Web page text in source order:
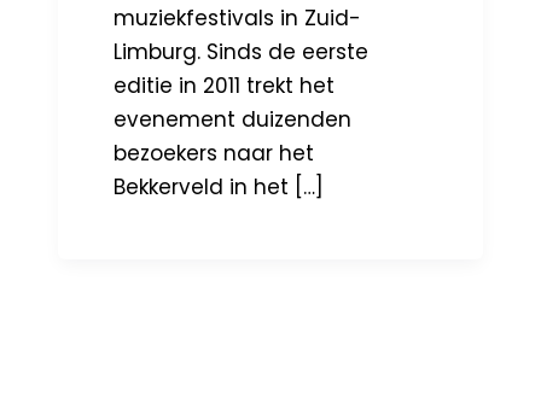
muziekfestivals in Zuid-
Limburg. Sinds de eerste
editie in 2011 trekt het
evenement duizenden
bezoekers naar het
Bekkerveld in het […]